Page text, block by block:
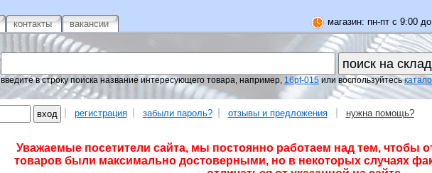
контакты вакансии
магазин: пн-пт с 9:00
введите в строку поиска название интересующего товара, например, 16pf-015 или воспользуйтесь
регистрация забыли пароль? отзывы и предложения нужна помощь?
Уважаемые посетители сайта, мы постоянно работаем над тем, чтобы
товаров были максимально достоверными, но в некоторых случаях